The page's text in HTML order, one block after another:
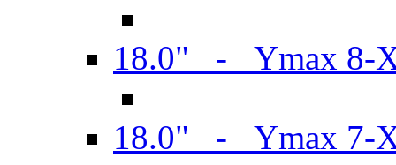
18.0" - Ymax 8-
18.0" - Ymax 7-